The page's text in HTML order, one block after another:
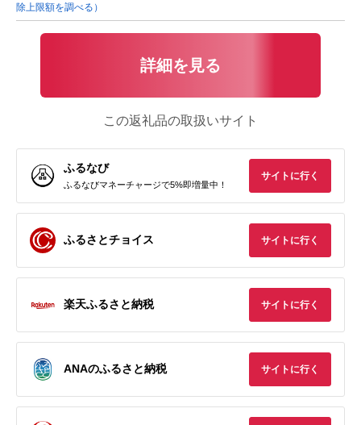
除上限額を調べる）
詳細を見る
この返礼品の取扱いサイト
ふるなび
ふるなびマネーチャージで5%即増量中！
サイトに行く
ふるさとチョイス サイトに行く
楽天ふるさと納税 サイトに行く
ANAのふるさと納税 サイトに行く